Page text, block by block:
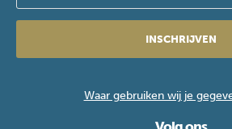
INSCHRIJVEN
Waar gebruiken wij je